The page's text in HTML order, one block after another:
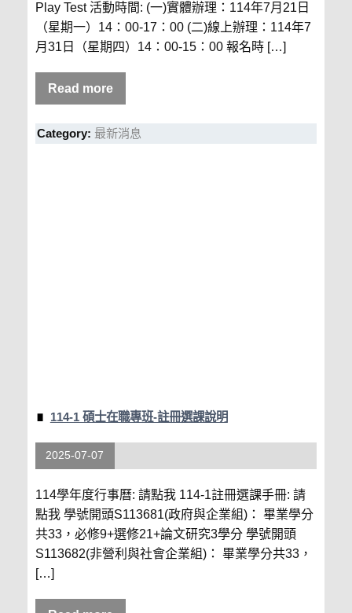
Play Test 活動時間: (一)實體辦理：114年7月21日
（星期一）14：00-17：00 (二)線上辦理：114年7
月31日（星期四）14：00-15：00 報名時 […]
Read more
Category: 最新消息
114-1 碩士在職專班-註冊選課說明
2025-07-07
114學年度行事曆: 請點我 114-1註冊選課手冊: 請
點我 學號開頭S113681(政府與企業組)： 畢業學分
共33，必修9+選修21+論文研究3學分 學號開頭
S113682(非營利與社會企業組)： 畢業學分共33，
[…]